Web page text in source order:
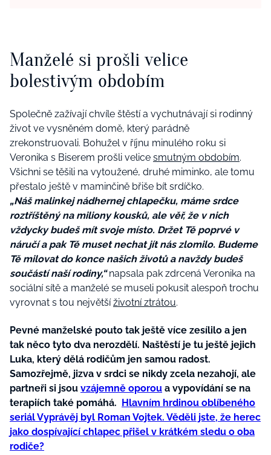
Manželé si prošli velice
bolestivým obdobím
Společně zažívají chvíle štěstí a vychutnávají si rodinný
život ve vysněném domě, který parádně
zrekonstruovali. Bohužel v říjnu minulého roku si
Veronika s Biserem prošli velice smutným obdobím.
Všichni se těšili na vytoužené, druhé miminko, ale tomu
přestalo ještě v maminčině břiše bít srdíčko.
„Náš malinkej nádhernej chlapečku, máme srdce
roztříštěný na miliony kousků, ale věř, že v nich
vždycky budeš mít svoje místo. Držet Tě poprvé v
náručí a pak Tě muset nechat jít nás zlomilo. Budeme
Tě milovat do konce našich životů a navždy budeš
součástí naší rodiny,“napsala pak zdrcená Veronika na
sociální sítě a manželé se museli pokusit alespoň trochu
vyrovnat s tou největšíživotní ztrátou.
Pevné manželské pouto tak ještě více zesílilo a jen
tak něco tyto dva nerozdělí. Naštěstí je tu ještě jejich
Luka, který dělá rodičům jen samou radost.
Samozřejmě, jizva v srdci se nikdy zcela nezahojí, ale
partneři si jsou vzájemně oporou a vypovídání se na
terapiích také pomáhá. Hlavním hrdinou oblíbeného
seriál Vyprávěj byl Roman Vojtek. Věděli jste, že herec
jako dospívající chlapec přišel v krátkém sledu o oba
rodiče?